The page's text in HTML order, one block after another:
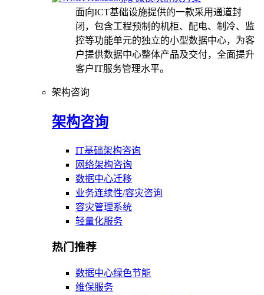
面向ICT基础设施提供的一款采用通道封
闭，包含工程预制的机柜、配电、制冷、监
控等功能单元的独立的小型数据中心，为客
户提供数据中心整体产品及交付，全面提升
客户IT服务管理水平。
架构咨询
架构咨询
IT基础架构咨询
网络架构咨询
数据中心迁移
业务连续性/容灾咨询
容灾管理系统
轻量化服务
热门推荐
数据中心绿色节能
维保服务